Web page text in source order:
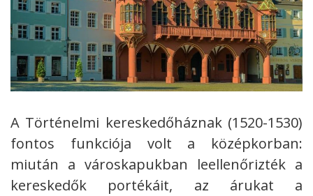
A Történelmi kereskedőháznak (1520-1530)
fontos funkciója volt a középkorban:
miután a városkapukban leellenőrizték a
kereskedők portékáit, az árukat a